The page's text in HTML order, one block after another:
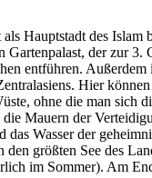
Hauptstadt des
der zur 3.
entführen.
Hier
ohne die man
Mauern der
Wasser der
größten See des
im Sommer). Am